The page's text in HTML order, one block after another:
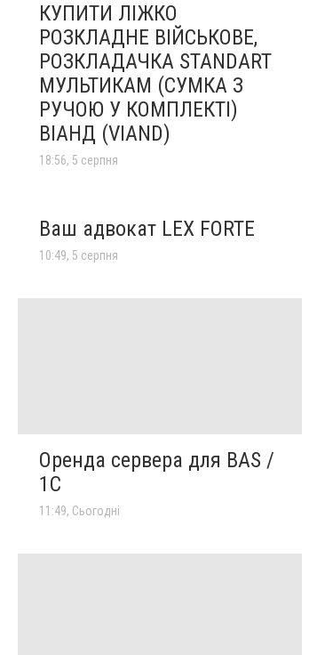
КУПИТИ ЛІЖКО
РОЗКЛАДНЕ ВІЙСЬКОВЕ,
РОЗКЛАДАЧКА STANDART
МУЛЬТИКАМ (СУМКА З
РУЧОЮ У КОМПЛЕКТІ)
ВІАНД (VIAND)
18:56, 5 серпня
Ваш адвокат LEX FORTE
10:49, 5 серпня
Оренда сервера для BAS /
1C
11:49, Сьогодні